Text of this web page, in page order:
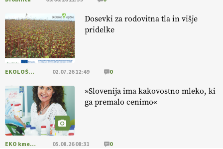
Dosevki za rodovitna tla in višje
pridelke
EKOLOŠKO LOGIČNO 02.07.26 12:49 0
»Slovenija ima kakovostno mleko, ki
ga premalo cenimo«
EKO kmetijstvo 05.08.26 08:31 0